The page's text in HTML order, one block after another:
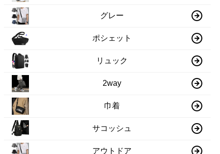
グレー
ポシェット
リュック
2way
巾着
サコッシュ
アウトドア